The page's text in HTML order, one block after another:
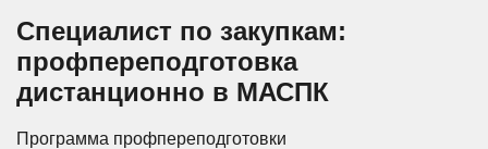
Специалист по закупкам:
профпереподготовка
дистанционно в МАСПК
Программа профпереподготовки